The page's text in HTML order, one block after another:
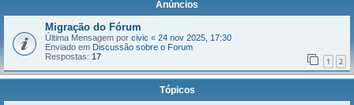
Anúncios
Migração do Fórum
Última Mensagem por civic « 24 nov 2025, 17:30
Enviado em Discussão sobre o Forum
Respostas: 17 1 2
Tópicos